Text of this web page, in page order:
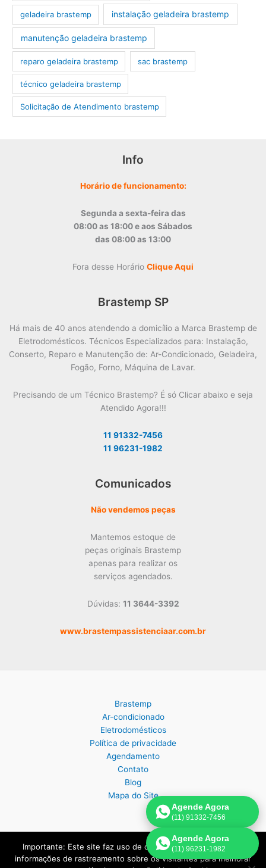
geladeira brastemp instalação geladeira brastemp
manutenção geladeira brastemp
reparo geladeira brastemp sac brastemp
técnico geladeira brastemp
‎Solicitação de Atendimento brastemp
Info
Horário de funcionamento:
Segunda a sexta-feira das
08:00 as 18:00 e aos Sábados
das 08:00 as 13:00
Fora desse Horário Clique Aqui
Brastemp SP
Há mais de 40 anos atendendo a domicílio a Marca Brastemp de
Eletrodomésticos. Técnicos Especializados para: Instalação,
Conserto, Reparo e Manutenção de: Ar-Condicionado, Geladeira,
Fogão, Forno, Máquina de Lavar.
Precisando de um Técnico Brastemp? É só Clicar abaixo e seja
Atendido Agora!!!
11 91332-7456
11 96231-1982
Comunicados
Não vendemos peças
Mantemos estoque de
peças originais Brastemp
apenas para realizar os
serviços agendados.
Dúvidas: 11 3644-3392
www.brastempassistenciaar.com.br
Brastemp
Ar-condicionado
Eletrodomésticos
Política de privacidade
Agendamento
Contato
Blog
Mapa do Site
Copyright © 2026 Assistência Técnica Brastemp em São Paulo |
Agende Agora
(11) 91332-7456
Agende Agora
(11) 96231-1982
Importante: Este site faz uso de cookies que podem conter
informações de rastreamento sobre os visitantes para melhorar